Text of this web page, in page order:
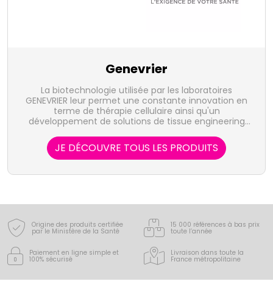
Genevrier
La biotechnologie utilisée par les laboratoires
GENEVRIER leur permet une constante innovation en
terme de thérapie cellulaire ainsi qu'un
développement de solutions de tissue engineering
JE DÉCOUVRE TOUS LES PRODUITS
Origine des produits certifiée
par le Ministère de la Santé
15 000 références à bas prix
toute l’année
Paiement en ligne simple et
100% sécurisé
Livraison dans toute la
France métropolitaine